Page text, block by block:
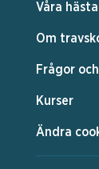
Våra
Om
Frågor
Kurser
Ändra